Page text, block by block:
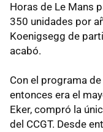
Horas de Le Mans
350 unidades por
Koenigsegg de
acabó.
Con el programa
entonces era el
Eker, compró la
del CCGT. Desde